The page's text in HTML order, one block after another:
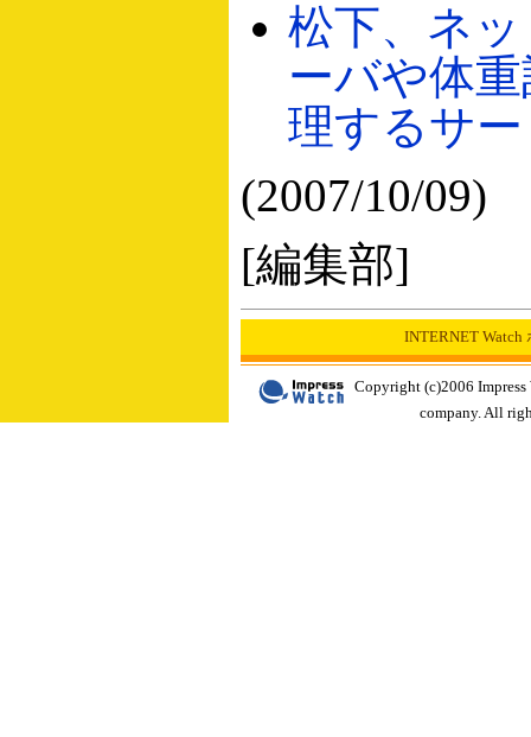
松下、ネ
ーバや体
理するサ
(2007/10/09)
[編集部]
INTERNET Watch
Copyright (c)2006 Impress
company. All